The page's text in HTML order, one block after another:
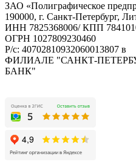
ЗАО «Полиграфическое
190000, г. Санкт-Петербург,
ИНН 7825368006/ КПП
ОГРН 1027809230460
Р/с: 40702810932060013807 в
ФИЛИАЛЕ "САНКТ-
БАНК"